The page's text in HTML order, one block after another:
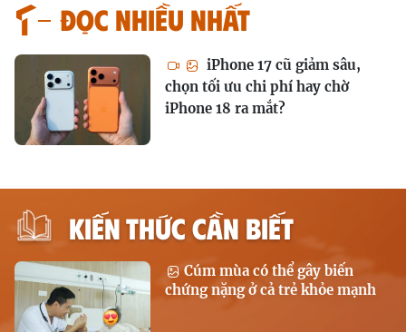
Đọc nhiều nhất
iPhone 17 cũ giảm sâu,
chọn tối ưu chi phí hay chờ
iPhone 18 ra mắt?
KIẾN THỨC CẦN BIẾT
Cúm mùa có thể gây biến
chứng nặng ở cả trẻ khỏe mạnh